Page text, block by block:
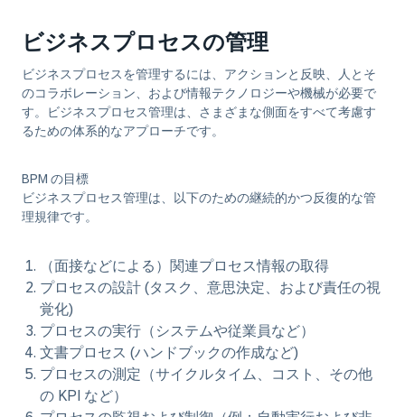
ビジネスプロセスの管理
ビジネスプロセスを管理するには、アクションと反映、人とそ
のコラボレーション、および情報テクノロジーや機械が必要で
す。ビジネスプロセス管理は、さまざまな側面をすべて考慮す
るための体系的なアプローチです。
BPM の目標
ビジネスプロセス管理は、以下のための継続的かつ反復的な管
理規律です。
（面接などによる）関連プロセス情報の取得
プロセスの設計 (タスク、意思決定、および責任の視
覚化)
プロセスの実行 （システムや従業員など）
文書プロセス (ハンドブックの作成など)
プロセスの測定 （サイクルタイム、コスト、その他
の KPI など）